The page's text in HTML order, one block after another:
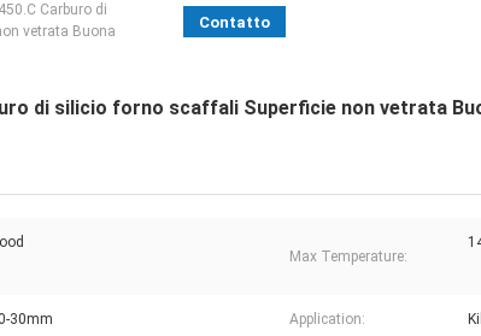
Carburo di
vetrata Buona
Contatto
di silicio forno scaffali Superficie non vetrata
Max Temperature:
30mm Application: